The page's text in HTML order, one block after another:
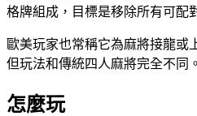
格牌組成，目標是移除所有可配
歐美玩家也常稱它為麻將接龍或
但玩法和傳統四人麻將完全不同。
怎麼玩